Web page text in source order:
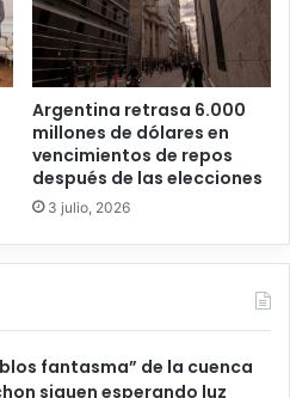
Argentina retrasa 6.000
millones de dólares en
vencimientos de repos
después de las elecciones
3 julio, 2026
fantasma” de la cuenca
siguen esperando luz